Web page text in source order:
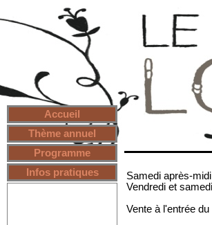
Accueil
Thème annuel
Programme
Infos pratiques
Samedi après-
Vendredi et
Vente à l'entrée